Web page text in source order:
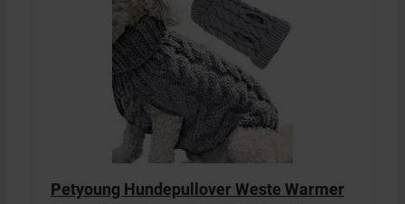
Petyoung Hundepullover Weste Warmer